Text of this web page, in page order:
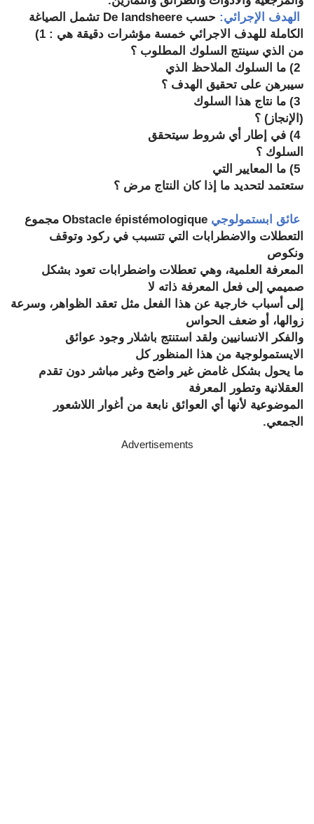
الهدف الإجرائي: حسب De landsheere تشمل الصياغة
الكاملة للهدف الاجرائي خمسة مؤشرات دقيقة هي : 1)
من الذي سينتج السلوك المطلوب ؟
سيبرهن على تحقيق الهدف ؟
(الإنجاز) ؟
4) في إطار أي شروط سيتحقق
السلوك ؟
ستعتمد لتحديد ما إذا كان النتاج مرض ؟
عائق ابستمولوجي Obstacle épistémologique مجموع
التعطلات والاضطرابات التي تتسبب في ركود وتوقف
ونكوص
المعرفة العلمية، وهي تعطلات واضطرابات تعود بشكل
صميمي إلى فعل المعرفة ذاته لا
إلى أسباب خارجية عن هذا الفعل مثل تعقد الظواهر، وسرعة
زوالها، أو ضعف الحواس
والفكر الانسانيين ولقد استنتج باشلار وجود عوائق
الايستمولوجية من هذا المنظور كل
ما يحول بشكل غامض غير واضح وغير مباشر دون تقدم
العقلانية وتطور المعرفة
الموضوعية لأنها أي العوائق نابعة من أغوار اللاشعور
الجمعي.
Advertisements